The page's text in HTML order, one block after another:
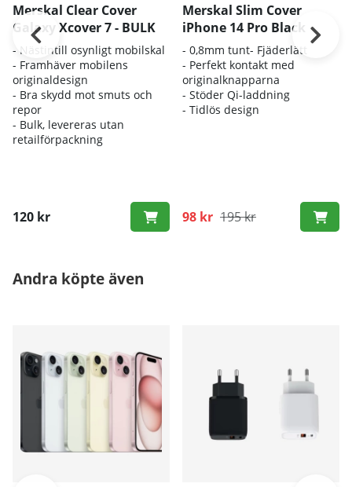
Merskal Clear Cover
Galaxy Xcover 7 - BULK
- Nästintill osynligt mobilskal
- Framhäver mobilens
originaldesign
- Bra skydd mot smuts och
repor
- Bulk, levereras utan
retailförpackning
120 kr
Merskal Slim Cover
iPhone 14 Pro Black
- 0,8mm tunt- Fjäderlätt
- Perfekt kontakt med
originalknapparna
- Stöder Qi-laddning
- Tidlös design
98 kr 195 kr
Andra köpte även